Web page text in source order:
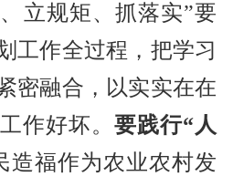
立规矩、抓落实”要
工作全过程， 把学习
密融合， 以实实在在
作好坏。要践行“人
造福作为农业农村发